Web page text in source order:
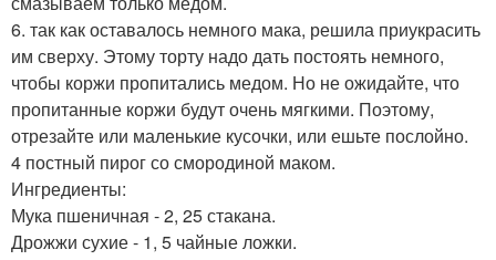
6. так как оставалось немного мака, решила приукрасить
им сверху. Этому торту надо дать постоять немного,
чтобы коржи пропитались медом. Но не ожидайте, что
пропитанные коржи будут очень мягкими. Поэтому,
отрезайте или маленькие кусочки, или ешьте послойно.
4 постный пирог со смородиной маком.
Ингредиенты:
Мука пшеничная - 2, 25 стакана.
Дрожжи сухие - 1, 5 чайные ложки.